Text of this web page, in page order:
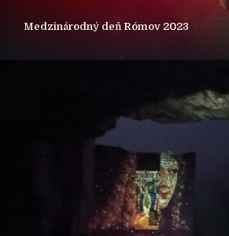
Medzinárodný deň Rómov 2023